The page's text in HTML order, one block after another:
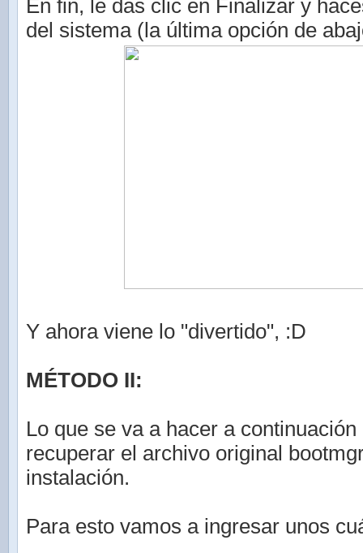
En fin, le das clic en Finalizar y
del sistema (la última opción de
Y ahora viene lo "divertido", :D
MÉTODO II:
Lo que se va a hacer a
recuperar el archivo original
instalación.
Para esto vamos a ingresar unos